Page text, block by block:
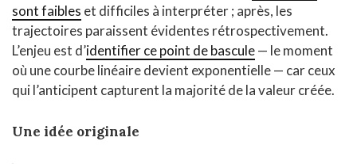
sont faibles et difficiles à interpréter ; après, les
trajectoires paraissent évidentes rétrospectivement.
L’enjeu est d’identifier ce point de bascule— le moment
où une courbe linéaire devient exponentielle — car ceux
qui l’anticipent capturent la majorité de la valeur créée.
Une idée originale